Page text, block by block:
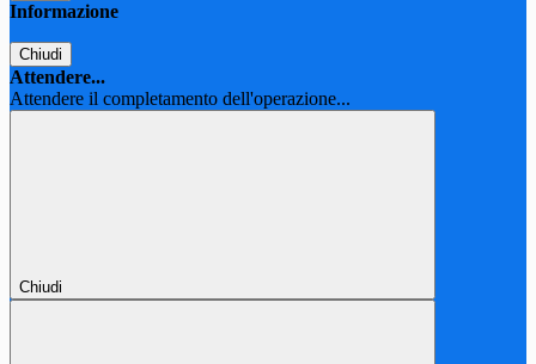
Informazione
Chiudi
Attendere...
Attendere il completamento dell'operazione...
Chiudi